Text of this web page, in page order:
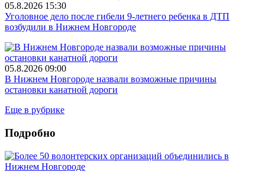
05.8.2026 15:30
Уголовное дело после гибели 9-летнего ребенка в ДТП
возбудили в Нижнем Новгороде
05.8.2026 09:00
В Нижнем Новгороде назвали возможные причины
остановки канатной дороги
Еще в рубрике
Подробно